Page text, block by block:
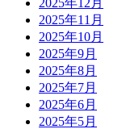
2025年12月
2025年11月
2025年10月
2025年9月
2025年8月
2025年7月
2025年6月
2025年5月